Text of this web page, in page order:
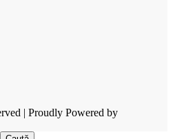
| Proudly Powered by